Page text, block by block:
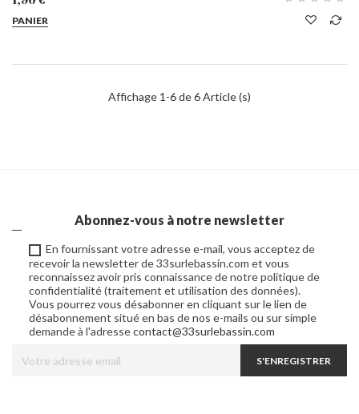
PANIER
Affichage 1-6 de 6 Article (s)
Abonnez-vous à notre newsletter
En fournissant votre adresse e-mail, vous acceptez de
recevoir la newsletter de 33surlebassin.com et vous
reconnaissez avoir pris connaissance de notre politique de
confidentialité (traitement et utilisation des données).
Vous pourrez vous désabonner en cliquant sur le lien de
désabonnement situé en bas de nos e-mails ou sur simple
demande à l'adressecontact@33surlebassin.com
S'ENREGISTRER